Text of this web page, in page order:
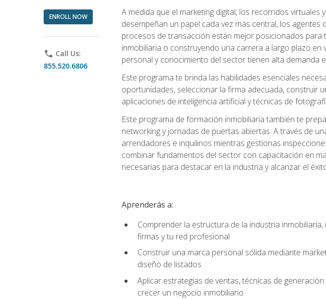
ENROLL NOW
phone Call Us:
855.520.6806
A medida que el marketing digital, los recorridos
desempeñan un papel cada vez más central, los
procesos de transacción están mejor posicionados
inmobiliaria o construyendo una carrera a largo plazo
personal y conocimiento del sector tienen alta demanda
Este programa te brinda las habilidades esenciales
oportunidades, seleccionar la firma adecuada, construir
aplicaciones de inteligencia artificial y técnicas de
Este programa de formación inmobiliaria también te
networking y jornadas de puertas abiertas. A través de
arrendadores e inquilinos mientras gestionas
combinar fundamentos del sector con capacitación en
necesarias para destacar en la industria y alcanzar el
Aprenderás a:
Comprender la estructura de la industria
firmas y tu red profesional
Construir una marca personal sólida mediante
diseño de listados
Aplicar estrategias de ventas, técnicas de
crecer un negocio inmobiliario